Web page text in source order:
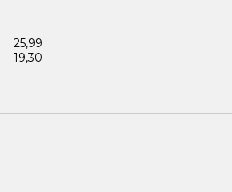
25,99
19,30